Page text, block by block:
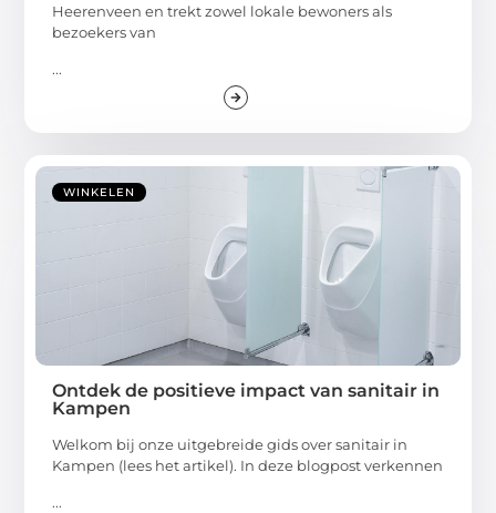
Heerenveen en trekt zowel lokale bewoners als
bezoekers van
...
WINKELEN
Ontdek de positieve impact van sanitair in
Kampen
Welkom bij onze uitgebreide gids over sanitair in
Kampen (lees het artikel). In deze blogpost verkennen
...